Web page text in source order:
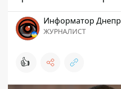
Информатор Днепр
ЖУРНАЛИСТ
👍